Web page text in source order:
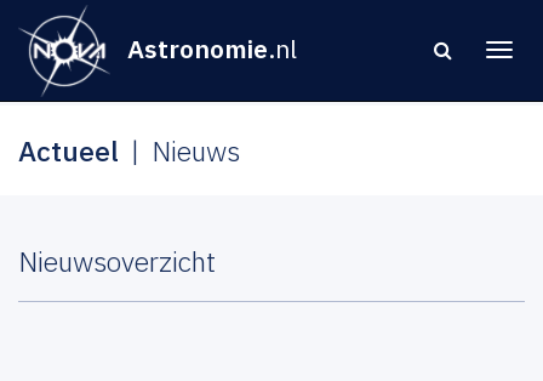
Astronomie.nl
Actueel Nieuws
Nieuwsoverzicht